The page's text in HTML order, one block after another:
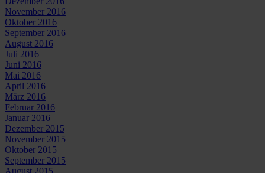
November 2016
Oktober 2016
September 2016
August 2016
Juli 2016
Juni 2016
Mai 2016
April 2016
März 2016
Februar 2016
Januar 2016
Dezember 2015
November 2015
Oktober 2015
September 2015
August 2015